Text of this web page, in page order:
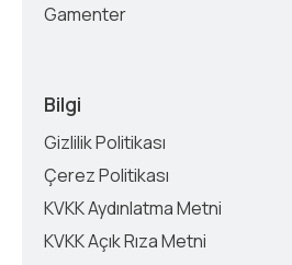
Gamenter
Bilgi
Gizlilik Politikası
Çerez Politikası
KVKK Aydınlatma Metni
KVKK Açık Rıza Metni